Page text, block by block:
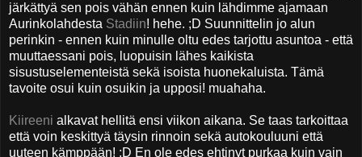
järkättyä sen pois vähän ennen kuin lähdimme ajamaan
Aurinkolahdesta Stadiin! hehe. ;D Suunnittelin jo alun
perinkin - ennen kuin minulle oltu edes tarjottu asuntoa - että
muuttaessani pois, luopuisin lähes kaikista
sisustuselementeistä sekä isoista huonekaluista. Tämä
tavoite osui kuin osuikin ja upposi! muahaha.
Kiireeni alkavat hellitä ensi viikon aikana. Se taas tarkoittaa
että voin keskittyä täysin rinnoin sekä autokouluuni että
uuteen kämppään! ;D En ole edes ehtinyt purkaa kuin vain